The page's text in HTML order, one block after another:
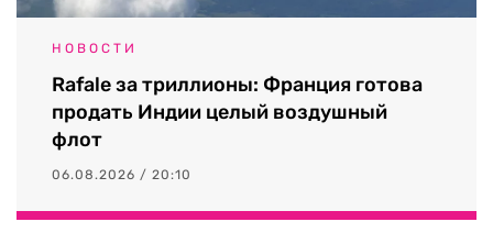
НОВОСТИ
Rafale за триллионы: Франция готова
продать Индии целый воздушный
флот
06.08.2026 / 20:10